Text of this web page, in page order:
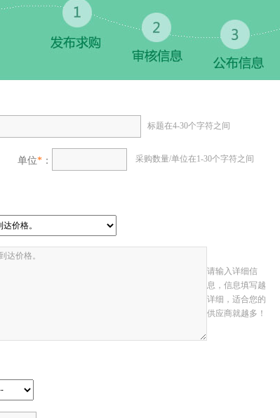
标题在4-30个字符之间
单位*： 采购数量/单位在1-30个字符之间
请输入详细信
息，信息填写越
详细，适合您的
供应商就越多！